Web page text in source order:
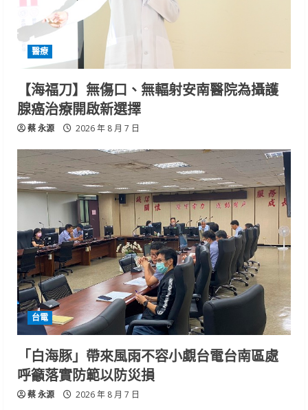
醫療
【海福刀】無傷口、無輻射安南醫院為攝護
腺癌治療開啟新選擇
蔡 永源 2026 年 8 月 7 日
台電
「白海豚」帶來風雨不容小覷台電台南區處
呼籲落實防範以防災損
蔡 永源 2026 年 8 月 7 日